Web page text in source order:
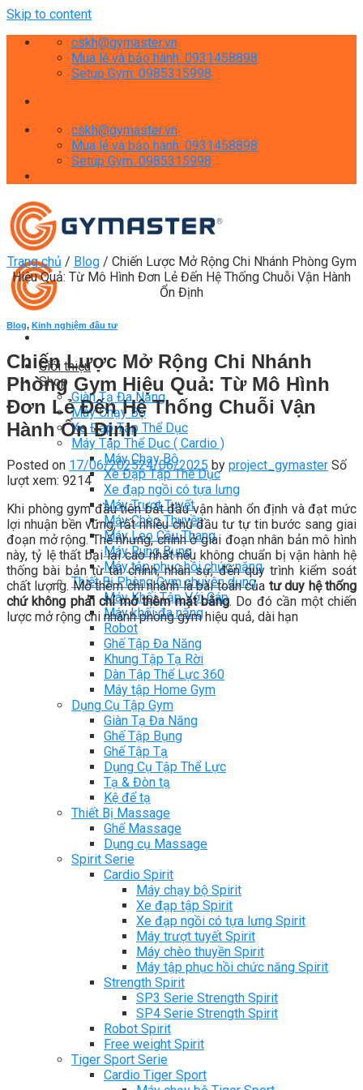
Skip to content
cskh@gymaster.vn
Mua lẻ và bảo hành: 0931458898
Setup Gym: 0985315998
cskh@gymaster.vn
Mua lẻ và bảo hành: 0931458898
Setup Gym: 0985315998
Giới thiệu
Shop
Giàn Tạ Đa Năng
Máy Chạy Bộ
Xe Đạp Tập Thể Dục
Máy Tập Thể Dục ( Cardio )
Máy Chạy Bộ
Xe Đạp Tập Thể Dục
Xe đạp ngồi có tựa lưng
Máy Trượt Tuyết
Máy Chèo Thuyền
Máy Leo Cầu Thang
Máy Rung Bụng
Máy tập phục hồi chức năng
Thiết Bị Phòng Gym chuyên dụng
Máy Khối Tập Với Cáp
Máy khối đa năng
Robot
Ghế Tập Đa Năng
Khung Tập Tạ Rời
Dàn Tập Thể Lực 360
Máy tập Home Gym
Dụng Cụ Tập Gym
Giàn Tạ Đa Năng
Ghế Tập Bụng
Ghế Tập Tạ
Dụng Cụ Tập Thể Lực
Tạ & Đòn tạ
Kệ để tạ
Thiết Bị Massage
Ghế Massage
Dụng cụ Massage
Spirit Serie
Cardio Spirit
Máy chạy bộ Spirit
Xe đạp tập Spirit
Xe đạp ngồi có tựa lưng Spirit
Máy trượt tuyết Spirit
Máy chèo thuyền Spirit
Máy tập phục hồi chức năng Spirit
Strength Spirit
SP3 Serie Strength Spirit
SP4 Serie Strength Spirit
Robot Spirit
Free weight Spirit
Tiger Sport Serie
Cardio Tiger Sport
Trang chủ / Blog / Chiến Lược Mở Rộng Chi Nhánh Phòng Gym
Hiệu Quả: Từ Mô Hình Đơn Lẻ Đến Hệ Thống Chuỗi Vận Hành
Ổn Định
Blog, Kinh nghiệm đầu tư
Chiến Lược Mở Rộng Chi Nhánh
Phòng Gym Hiệu Quả: Từ Mô Hình
Đơn Lẻ Đến Hệ Thống Chuỗi Vận
Hành Ổn Định
Posted on 17/06/202524/06/2025 by project_gymaster Số
lượt xem: 9214
Khi phòng gym đầu tiên bắt đầu vận hành ổn định và đạt mức
lợi nhuận bền vững, rất nhiều chủ đầu tư tự tin bước sang giai
đoạn mở rộng. Thế nhưng, chính ở giai đoạn nhân bản mô hình
này, tỷ lệ thất bại lại cao nhất nếu không chuẩn bị vận hành hệ
thống bài bản từ tài chính, nhân sự, đến quy trình kiểm soát
chất lượng. Mở thêm chi nhánh là bài toán của tư duy hệ thống
chứ không phải chỉ mở thêm mặt bằng. Do đó cần một chiến
lược mở rộng chi nhánh phòng gym hiệu quả, dài hạn